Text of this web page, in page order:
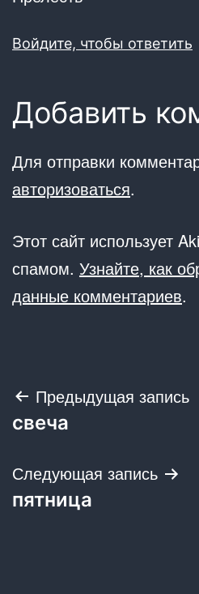
Войдите, чтобы ответить
Добавить
Для отправки
авторизоваться.
Этот сайт использует
спамом. Узнайте, как
данные комментариев.
Навигация
по
записям
Предыдущая запись
свеча
Следующая запись
пятница